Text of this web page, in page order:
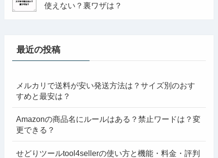
使えない？裏ワザは？
最近の投稿
メルカリで送料が安い発送方法は？サイズ別のおす
すめと最安は？
Amazonの商品名にルールはある？禁止ワードは？変
更できる？
せどりツールtool4sellerの使い方と機能・料金・評判